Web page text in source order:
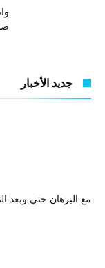
جديد الأخبار
مع البرهان حتي وبعد